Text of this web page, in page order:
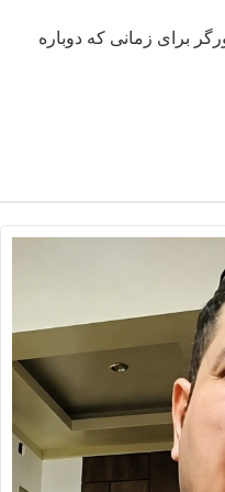
برای زمانی که دوباره